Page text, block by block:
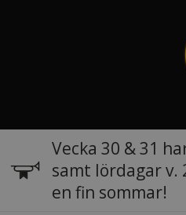
Vecka 30 & 31
samt lördagar v.
en fin sommar!